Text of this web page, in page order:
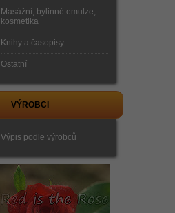
Masážní, bylinné emulze,
kosmetika
Knihy a časopisy
Ostatní
VÝROBCI
Výpis podle výrobců